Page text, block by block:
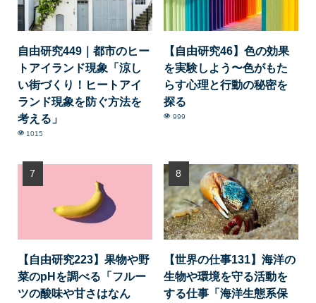
自由研究449｜都市のヒー
トアイランド現象「涼し
い街づくり！ヒートアイ
ランド現象を防ぐ方法を
考える」
1015
【自由研究46】色の効果
を実験しよう〜色がもた
らす心理と行動の秘密を
探る
999
【自由研究223】果物や野
菜のpHを調べる「フルー
ツの酸味や甘さはなん
【世界の仕事131】海洋の
生物や環境を守る活動を
する仕事「海洋生態系保